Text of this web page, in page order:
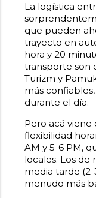
La logística
que pueden
trayecto en
hora y 20
transporte son
Turizm y
más
durante el día.
Pero acá viene
flexibilidad
AM y 5-6 PM,
locales. Los de
media tarde
menudo más